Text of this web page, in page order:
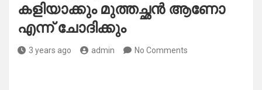
കളിയാക്കും മുത്തച്ഛൻ ആണോ
എന്ന് ചോദിക്കും
3 years ago admin No Comments